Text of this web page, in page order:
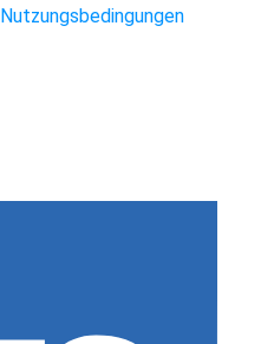
Nutzungsbedingungen